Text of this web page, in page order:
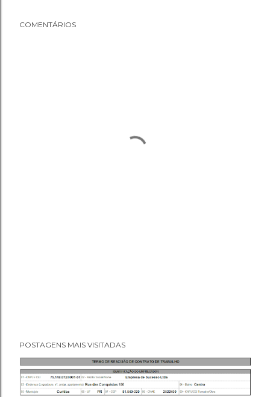
COMENTÁRIOS
POSTAGENS MAIS VISITADAS